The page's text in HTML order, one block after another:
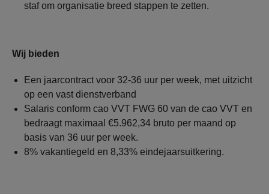
staf om organisatie breed stappen te zetten.
Wij bieden
Een jaarcontract voor 32-36 uur per week, met uitzicht
op een vast dienstverband
Salaris conform cao VVT FWG 60 van de cao VVT en
bedraagt maximaal €5.962,34 bruto per maand op
basis van 36 uur per week.
8% vakantiegeld en 8,33% eindejaarsuitkering.